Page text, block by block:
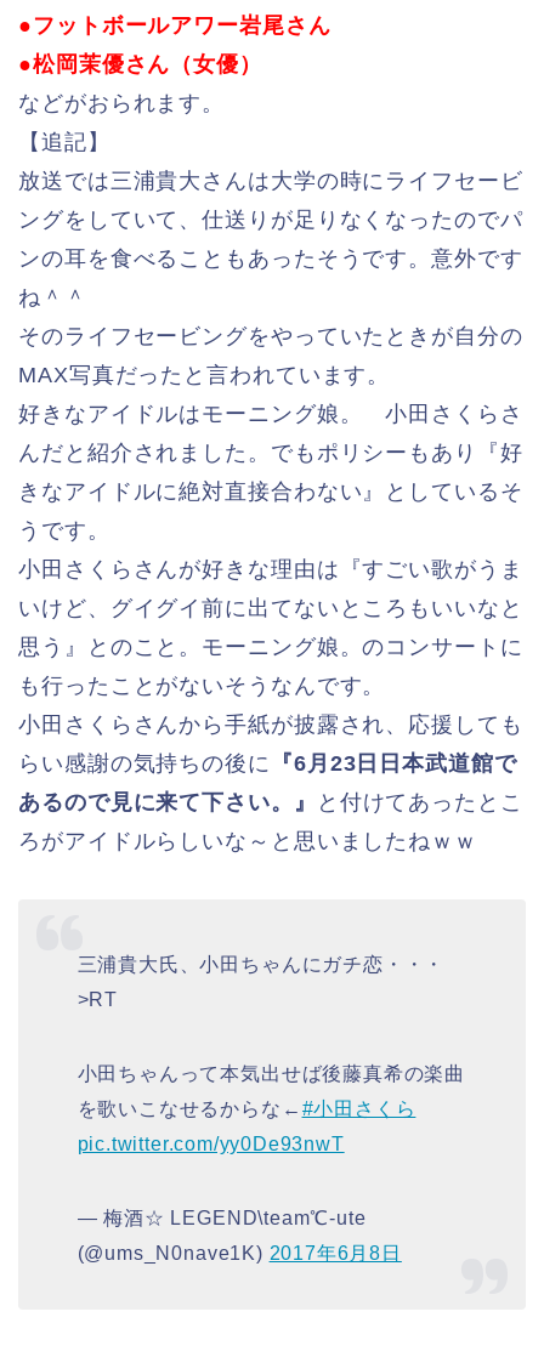
●フットボールアワー岩尾さん
●松岡茉優さん（女優）
などがおられます。
【追記】
放送では三浦貴大さんは大学の時にライフセービ
ングをしていて、仕送りが足りなくなったのでパ
ンの耳を食べることもあったそうです。意外です
ね＾＾
そのライフセービングをやっていたときが自分の
MAX写真だったと言われています。
好きなアイドルはモーニング娘。 小田さくらさ
んだと紹介されました。でもポリシーもあり『好
きなアイドルに絶対直接合わない』としているそ
うです。
小田さくらさんが好きな理由は『すごい歌がうま
いけど、グイグイ前に出てないところもいいなと
思う』とのこと。モーニング娘。のコンサートに
も行ったことがないそうなんです。
小田さくらさんから手紙が披露され、応援しても
らい感謝の気持ちの後に
『6月23日日本武道館で
あるので見に来て下さい。』
と付けてあったとこ
ろがアイドルらしいな～と思いましたねｗｗ
三浦貴大氏、小田ちゃんにガチ恋・・・
>RT
小田ちゃんって本気出せば後藤真希の楽曲
を歌いこなせるからな← #小田さくら
pic.twitter.com/yy0De93nwT
— 梅酒☆ LEGEND\team℃-ute
(@ums_N0nave1K) 2017年6月8日